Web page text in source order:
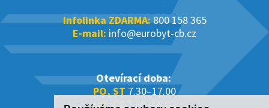
Infolinka ZDARMA:800 158 365
E-mail: info@eurobyt-cb.cz
Otevírací doba:
PO, ST 7.30–17.00
ÚT, ČT7.30–16.00